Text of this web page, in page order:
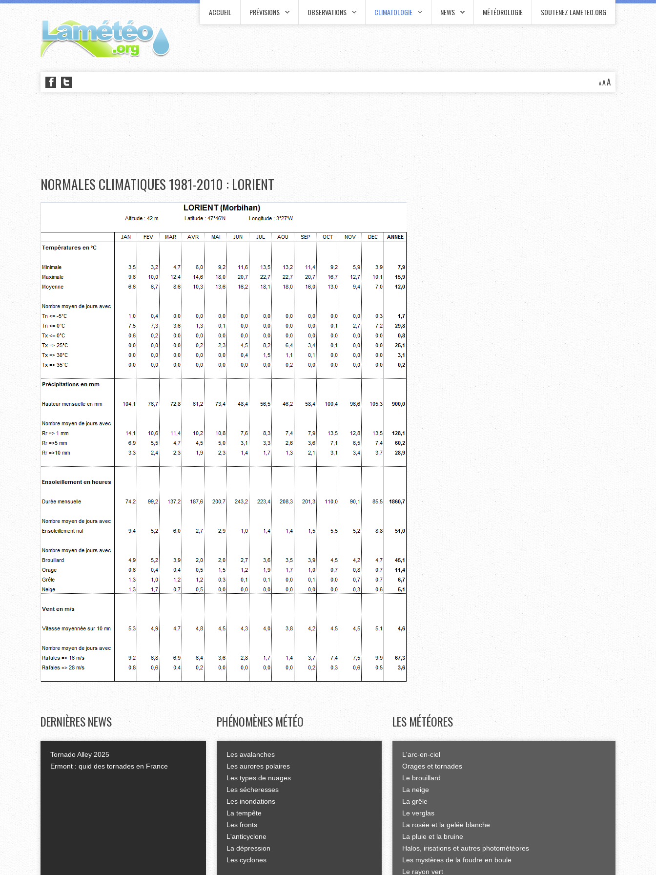
ACCUEIL PRÉVISIONS OBSERVATIONS CLIMATOLOGIE NEWS MÉTÉOROLOGIE SOUTENEZ LAMETEO.ORG
AAA
NORMALES CLIMATIQUES 1981-2010 : LORIENT
DERNIÈRESNEWS
Tornado Alley 2025
Ermont : quid des tornades en France
PHÉNOMÈNESMÉTÉO
Les avalanches
Les aurores polaires
Les types de nuages
Les sécheresses
Les inondations
La tempête
Les fronts
L'anticyclone
La dépression
Les cyclones
LES MÉTÉORES
L'arc-en-ciel
Orages et tornades
Le brouillard
La neige
La grêle
Le verglas
La rosée et la gelée blanche
La pluie et la bruine
Halos, irisations et autres photométéores
Les mystères de la foudre en boule
Le rayon vert